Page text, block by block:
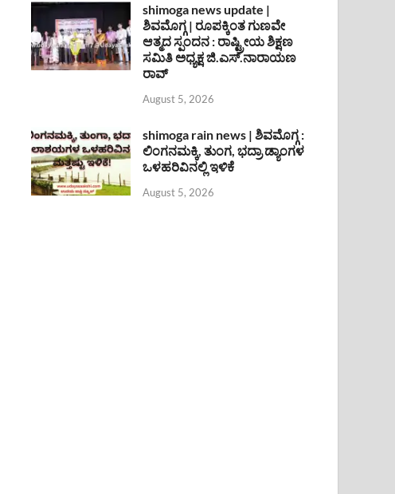
shimoga news update |
ಶಿವಮೊಗ್ಗ | ರೂಪಕ್ಕಿಂತ ಗುಣವೇ
ಆತ್ಮದ ಸ್ಪಂದನ : ರಾಷ್ಟ್ರೀಯ ಶಿಕ್ಷಣ
ಸಮಿತಿ ಅಧ್ಯಕ್ಷ ಜಿ.ಎಸ್.ನಾರಾಯಣ
ರಾವ್
August 5, 2026
shimoga rain news | ಶಿವಮೊಗ್ಗ :
ಲಿಂಗನಮಕ್ಕಿ, ತುಂಗ, ಭದ್ರಾ ಡ್ಯಾಂಗಳ
ಒಳಹರಿವಿನಲ್ಲಿ ಇಳಿಕೆ
August 5, 2026